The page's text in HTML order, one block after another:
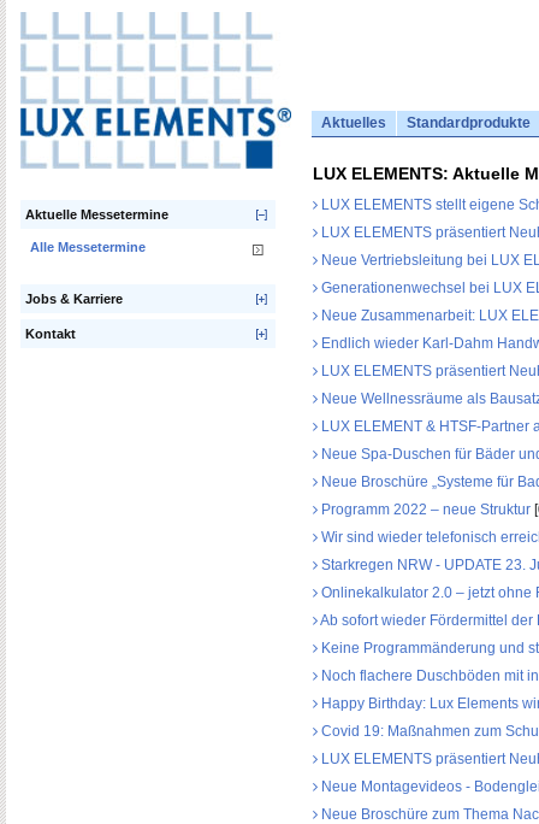
Aktuelles Standardprodukte
Aktuelle Messetermine
Alle Messetermine
Jobs & Karriere
Kontakt
LUX ELEMENTS: Aktuelle
LUX ELEMENTS stellt eigene
LUX ELEMENTS präsentiert
Neue Vertriebsleitung bei LUX
Generationenwechsel bei LUX
Neue Zusammenarbeit: LUX
Endlich wieder Karl-Dahm
LUX ELEMENTS präsentiert
Neue Wellnessräume als
LUX ELEMENT & HTSF-Partner
Neue Spa-Duschen für Bäder
Neue Broschüre „Systeme für
Programm 2022 – neue Struktur
Wir sind wieder telefonisch
Starkregen NRW - UPDATE 23.
Onlinekalkulator 2.0 – jetzt ohne
Ab sofort wieder Fördermittel der
Keine Programmänderung und
Noch flachere Duschböden mit
Happy Birthday: Lux Elements
Covid 19: Maßnahmen zum
LUX ELEMENTS präsentiert
Neue Montagevideos -
Neue Broschüre zum Thema